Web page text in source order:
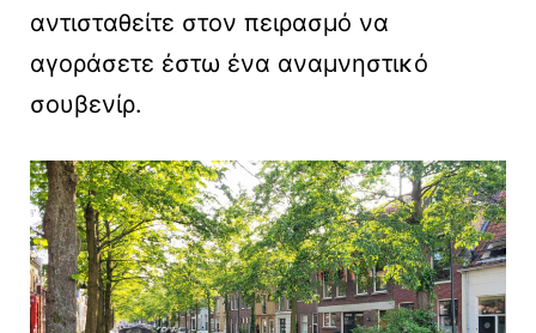
αντισταθείτε στον πειρασμό να
αγοράσετε έστω ένα αναμνηστικό
σουβενίρ.